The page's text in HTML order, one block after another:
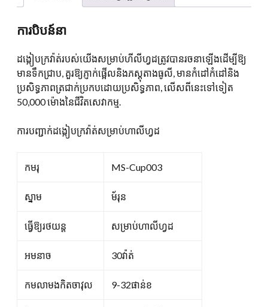
សម្រាប់
ហាលី
បរិ
មាន
ការបិបន៍នា
ដង្កៀបក្រវ៉ាត់របស់យើងសម្រាប់ហីលីហ្វដត្រូវបានរចនាឡើងដើម្បីឱ្យ
មានទឹកជ្រាប, គួរឱ្យភ្ញាក់ផ្អើលនិងភស្តុតាងធូលី, មានកំដៅកំដៅនិង
ប្រសិទ្ធភាពត្រជាក់ប្រកបដោយប្រសិទ្ធភាព, លើសពីនេះទៅទៀត
50,000 ម៉ោងនៃជីវិតសេវាកម្ម.
ការបញ្ជាក់ដង្កៀបក្រវ៉ាត់សម្រាប់ហាលីហ្វដ
កមរុ MS-Cup003
ស្នាម ម័រុន
ធ្វើឱ្យរថយន្ត សម្រាប់ហាលីហ្វដ
អមនាច 30វ៉ាត់
កមលាមងកិតចាវុល 9-32ផាន់ខ